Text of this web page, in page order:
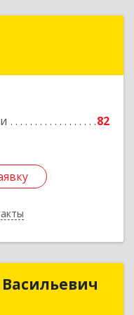
82
Подробнее
Васильевич